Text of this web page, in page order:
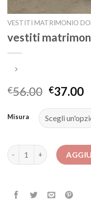
VESTITI MATRIMONIO
vestiti
€56.00 €37.00
Misura
vestiti matrimonio